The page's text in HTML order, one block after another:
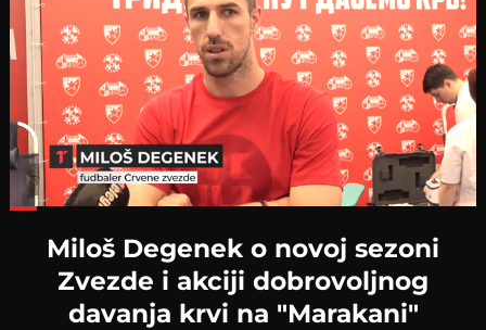
Miloš Degenek o novoj sezoni
Zvezde i akciji dobrovoljnog
davanja krvi na "Marakani"